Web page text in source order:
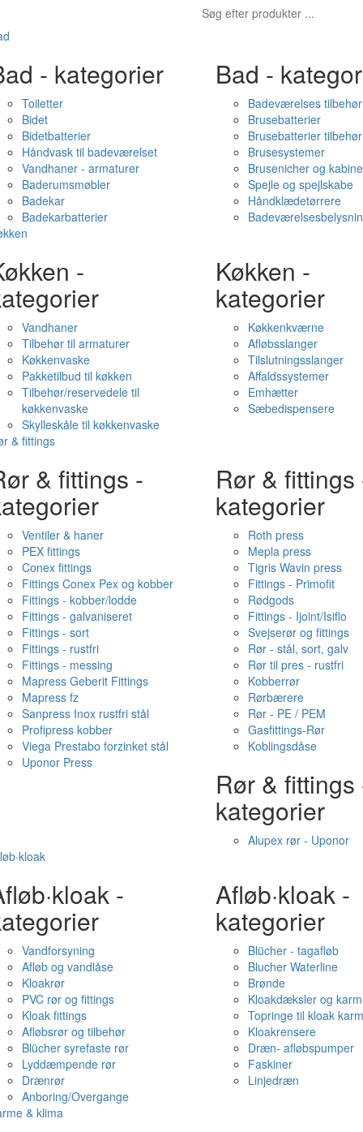
- kategorier
Toiletter
Bidet
Bidetbatterier
Håndvask til badeværelset
Vandhaner - armaturer
Baderumsmøbler
Badekar
Badekarbatterier
Bad -
Badeværelses tilbehør
Brusebatterier
Brusebatterier tilbehør
Brusesystemer
Brusenicher og
Spejle og spejlskabe
Håndklædetørrere
-
Vandhaner
Tilbehør til armaturer
Køkkenvaske
Pakketilbud til køkken
Tilbehør/reservedele til
køkkenvaske
Skylleskåle til køkkenvaske
Køkken -
kategorier
Køkkenkværne
Afløbsslanger
Tilslutningsslanger
Affaldssystemer
Emhætter
Sæbedispensere
& fittings
& fittings -
Ventiler & haner
PEX fittings
Conex fittings
Fittings Conex Pex og kobber
Fittings - kobber/lodde
Fittings - galvaniseret
Fittings - sort
Fittings - rustfri
Fittings - messing
Mapress Geberit Fittings
Mapress fz
Sanpress Inox rustfri stål
Profipress kobber
Viega Prestabo forzinket stål
Uponor Press
Rør & fittings
kategorier
Roth press
Mepla press
Tigris Wavin press
Fittings - Primofit
Rødgods
Fittings - Ijoint/Isiflo
Svejserør og fittings
Rør - stål, sort, galv
Rør til pres - rustfri
Kobberrør
Rørbærere
Rør - PE / PEM
Gasfittings-Rør
Koblingsdåse
Rør & fittings
kategorier
Alupex rør - Uponor
-
Vandforsyning
Afløb og vandlåse
Kloakrør
PVC rør og fittings
Kloak fittings
Afløbsrør og tilbehør
Blücher syrefaste rør
Lyddæmpende rør
Drænrør
Anboring/Overgange
Afløb·kloak -
kategorier
Blücher - tagafløb
Blucher Waterline
Brønde
Kloakdæksler og
Topringe til kloak
Kloakrensere
Dræn- afløbspumper
Faskiner
Linjedræn
& klima